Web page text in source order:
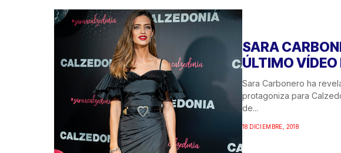
SARA
ÚLTIMO
Sara Carbonero ha
protagoniza para
de...
18 DICIEMBRE, 2018